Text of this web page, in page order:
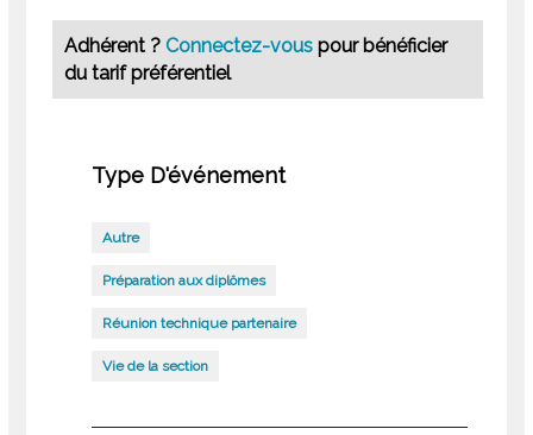
Adhérent ?Connectez-vouspour bénéficier
du tarif préférentiel
Type D'événement
Autre
Préparation aux diplômes
Réunion technique partenaire
Vie de la section